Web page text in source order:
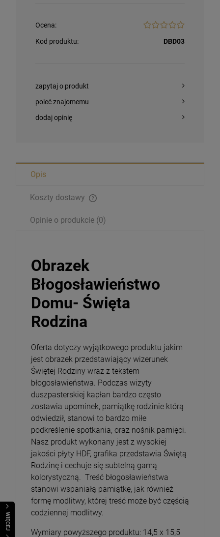
Bransoletka Benedyktyńska
DO KOSZYKA
WIĘCEJ
Ocena:
Kod produktu: DBD03
zapytaj o produkt
poleć znajomemu
dodaj opinię
Opis
Koszty dostawy
Opinie o produkcie (0)
Obrazek
Błogosławieństwo
Domu- Święta
Rodzina
Oferta dotyczy wyjątkowego produktu jakim
jest obrazek przedstawiający wizerunek
Świętej Rodziny wraz z tekstem
błogosławieństwa. Podczas wizyty
duszpasterskiej kapłan bardzo często
zostawia upominek, pamiątkę rodzinie którą
odwiedził, stanowi to bardzo miłe
podkreślenie spotkania, oraz nośnik pamięci.
Nasz produkt wykonany jest z wysokiej
jakości płyty HDF, grafika przedstawia Świętą
Rodzinę i cechuje się subtelną gamą
kolorystyczną. Treść błogosławieństwa
stanowi wspaniałą pamiątkę, jak również
formę modlitwy, której treść może być częścią
codziennej modlitwy.
Wymiary powyższego produktu: 14,5 x 15,5